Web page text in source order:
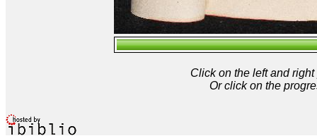
Click on the left and
Or click on the